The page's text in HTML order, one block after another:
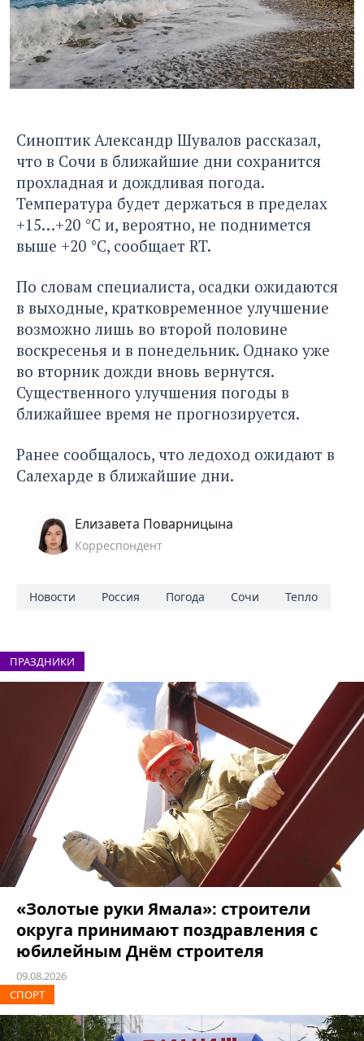
Синоптик Александр Шувалов рассказал,
что в Сочи в ближайшие дни сохранится
прохладная и дождливая погода.
Температура будет держаться в пределах
+15…+20 °C и, вероятно, не поднимется
выше +20 °C, сообщает RT.
По словам специалиста, осадки ожидаются
в выходные, кратковременное улучшение
возможно лишь во второй половине
воскресенья и в понедельник. Однако уже
во вторник дожди вновь вернутся.
Существенного улучшения погоды в
ближайшее время не прогнозируется.
Ранее сообщалось, что ледоход ожидают в
Салехарде в ближайшие дни.
Елизавета Поварницына
Корреспондент
Новости Россия Погода Сочи Тепло
ПРАЗДНИКИ
«Золотые руки Ямала»: строители
округа принимают поздравления с
юбилейным Днём строителя
09.08.2026
СПОРТ